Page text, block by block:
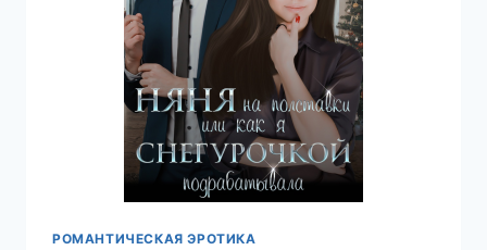
РОМАНТИЧЕСКАЯ ЭРОТИКА